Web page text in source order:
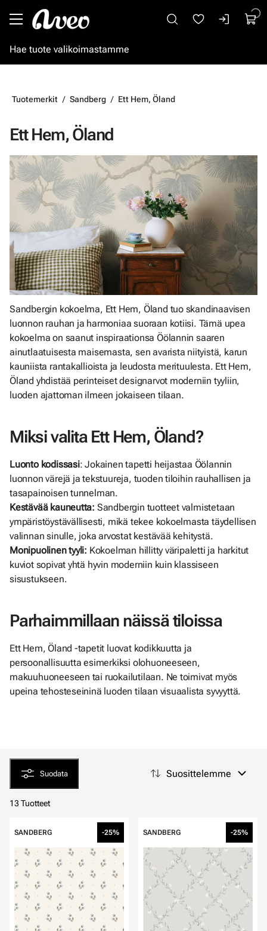
Tuotemerkit Sandberg Ett Hem, Öland
Ett Hem, Öland
Sandbergin kokoelma, Ett Hem, Öland tuo skandinaavisen
luonnon rauhan ja harmoniaa suoraan kotiisi. Tämä upea
kokoelma on saanut inspiraationsa Öölannin saaren
ainutlaatuisesta maisemasta, sen avarista niityistä, karun
kauniista rantakallioista ja leudosta merituulesta. Ett Hem,
Öland yhdistää perinteiset designarvot moderniin tyyliin,
luoden ajattoman ilmeen jokaiseen tilaan.
Miksi valita Ett Hem, Öland?
Luonto kodissasi: Jokainen tapetti heijastaa Öölannin
luonnon värejä ja tekstuureja, tuoden tiloihin rauhallisen ja
tasapainoisen tunnelman.
Kestävää kauneutta: Sandbergin tuotteet valmistetaan
ympäristöystävällisesti, mikä tekee kokoelmasta täydellisen
valinnan sinulle, joka arvostat kestävää kehitystä.
Monipuolinen tyyli: Kokoelman hillitty väripaletti ja harkitut
kuviot sopivat yhtä hyvin moderniin kuin klassiseen
sisustukseen.
Parhaimmillaan näissä tiloissa
Ett Hem, Öland -tapetit luovat kodikkuutta ja
persoonallisuutta esimerkiksi olohuoneeseen,
makuuhuoneeseen tai ruokailutilaan. Ne toimivat myös
upeina tehosteseininä luoden tilaan visuaalista syvyyttä.
Suodata Suosittelemme
13 Tuotteet
SANDBERG -25% SANDBERG -25%